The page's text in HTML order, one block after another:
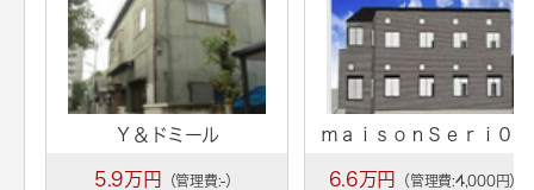
Ｙ＆ドミール
5.9万円 （管理費:-）
ｍａｉｓｏｎＳｅｒｉ０９
6.6万円 （管理費:4,000円）